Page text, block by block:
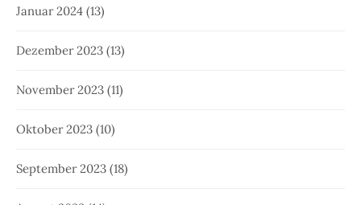
Januar 2024 (13)
Dezember 2023 (13)
November 2023 (11)
Oktober 2023 (10)
September 2023 (18)